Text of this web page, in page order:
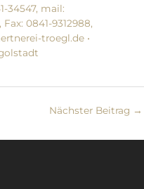
34547, mail:
0841-9312988,
troegl.de •
Nächster Beitrag →